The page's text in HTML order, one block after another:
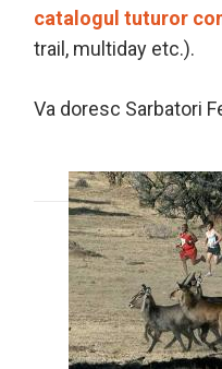
catalogul tuturor
trail, multiday etc.).
Va doresc Sarbatori